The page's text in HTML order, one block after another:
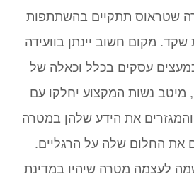
שטראוס תתקיים בהשתתפות
מקום חשוב יינתן בוועידה
עסקים בכלל וכאלה של
נשות המקצוע יחלקו עם
את הידע שלהן במטרה
את החלום שלה על הרגליים.
לעצמה מטרה שיהיו במדינת